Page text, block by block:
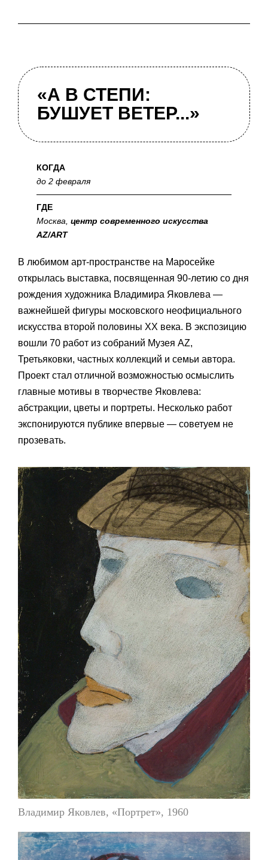
«А В СТЕПИ:
БУШУЕТ ВЕТЕР...»
КОГДА
до 2 февраля
ГДЕ
Москва, центр современного искусства
AZ/ART
В любимом арт-пространстве на Маросейке
открылась выставка, посвященная 90-летию со дня
рождения художника Владимира Яковлева —
важнейшей фигуры московского неофициального
искусства второй половины ХХ века. В экспозицию
вошли 70 работ из собраний Музея AZ,
Третьяковки, частных коллекций и семьи автора.
Проект стал отличной возможностью осмыслить
главные мотивы в творчестве Яковлева:
абстракции, цветы и портреты. Несколько работ
экспонируются публике впервые — советуем не
прозевать.
Владимир Яковлев, «Портрет», 1960